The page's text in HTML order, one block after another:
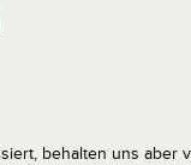
behalten uns aber